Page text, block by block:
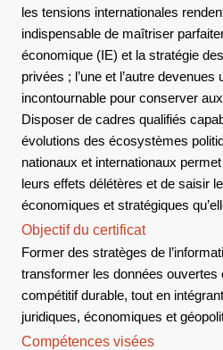
les tensions internationales
indispensable de maîtriser
économique (IE) et la stratégie
privées ; l’une et l’autre
incontournable pour conserver
Disposer de cadres qualifiés
évolutions des écosystèmes
nationaux et internationaux
leurs effets délétères et de saisir
économiques et stratégiques
Objectif du certificat
Former des stratèges de
transformer les données ouvertes
compétitif durable, tout en
juridiques, économiques et
Compétences visées